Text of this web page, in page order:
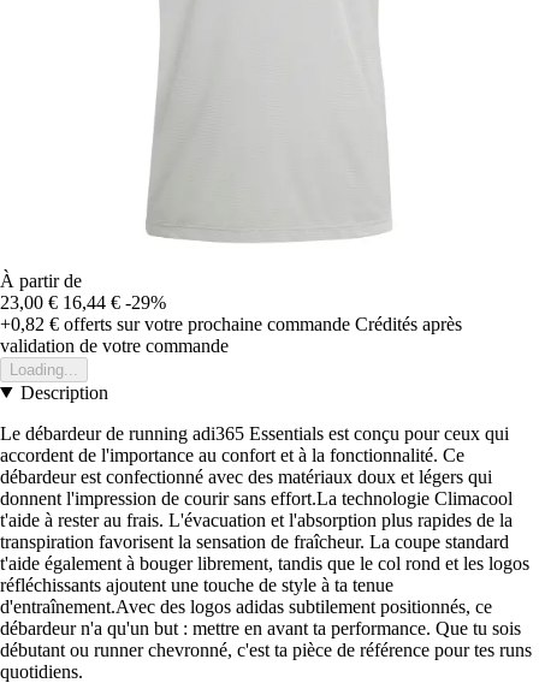
À partir de
23,00 € 16,44 € -29%
+0,82 € offerts sur votre prochaine commande Crédités après
validation de votre commande
Loading...
Description
Le débardeur de running adi365 Essentials est conçu pour ceux qui
accordent de l'importance au confort et à la fonctionnalité. Ce
débardeur est confectionné avec des matériaux doux et légers qui
donnent l'impression de courir sans effort.La technologie Climacool
t'aide à rester au frais. L'évacuation et l'absorption plus rapides de la
transpiration favorisent la sensation de fraîcheur. La coupe standard
t'aide également à bouger librement, tandis que le col rond et les logos
réfléchissants ajoutent une touche de style à ta tenue
d'entraînement.Avec des logos adidas subtilement positionnés, ce
débardeur n'a qu'un but : mettre en avant ta performance. Que tu sois
débutant ou runner chevronné, c'est ta pièce de référence pour tes runs
quotidiens.